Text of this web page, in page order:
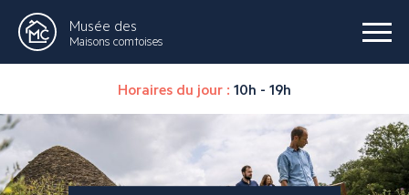
Musée des
Maisons comtoises
Horaires du jour : 10h - 19h